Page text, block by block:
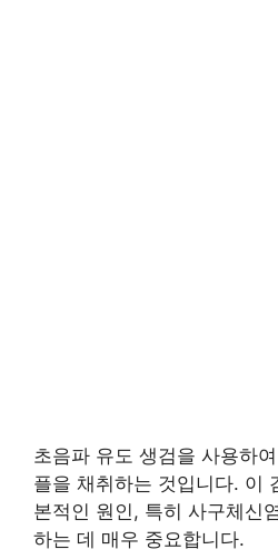
초음파 유도 생검을 사용하
플을 채취하는 것입니다. 이
본적인 원인, 특히 사구체신
하는 데 매우 중요합니다.